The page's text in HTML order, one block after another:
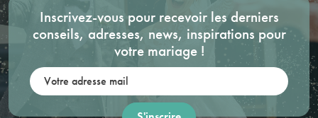
Inscrivez-vous pour recevoir les derniers
conseils, adresses, news, inspirations pour
votre mariage !